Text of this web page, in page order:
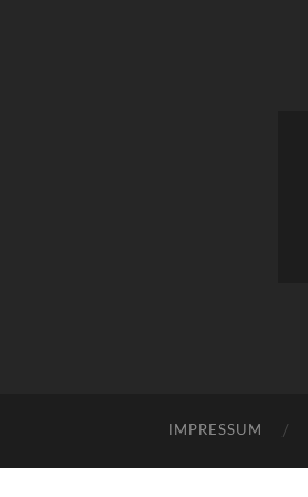
IMPRESSUM